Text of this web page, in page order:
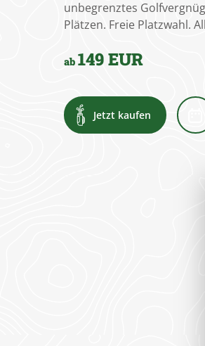
unbegrenztes
Plätzen. Freie Platzwahl.
ab 149 EUR
Jetzt kaufen